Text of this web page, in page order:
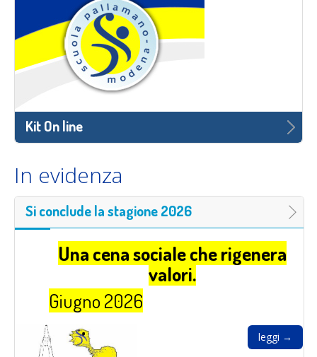
Kit On line
In evidenza
Si conclude la stagione 2026
Una cena sociale che rigenera
valori.
Giugno 2026
leggi →